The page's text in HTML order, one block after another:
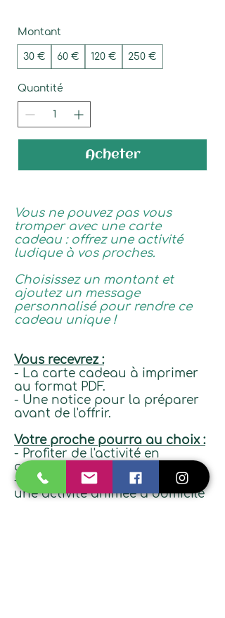
Montant
30 € 60 € 120 € 250 €
Quantité
Acheter
Vous ne pouvez pas vous
tromper avec une carte
cadeau : offrez une activité
ludique à vos proches.
Choisissez un montant et
ajoutez un message
personnalisé pour rendre ce
cadeau unique !
Vous recevrez :
- La carte cadeau à imprimer
au format PDF.
- Une notice pour la préparer
avant de l'offrir.
Votre proche pourra au choix :
- Profiter de l'activité en
autonomie qui lui convient
- Me contacter pour organiser
une activité animée à domicile